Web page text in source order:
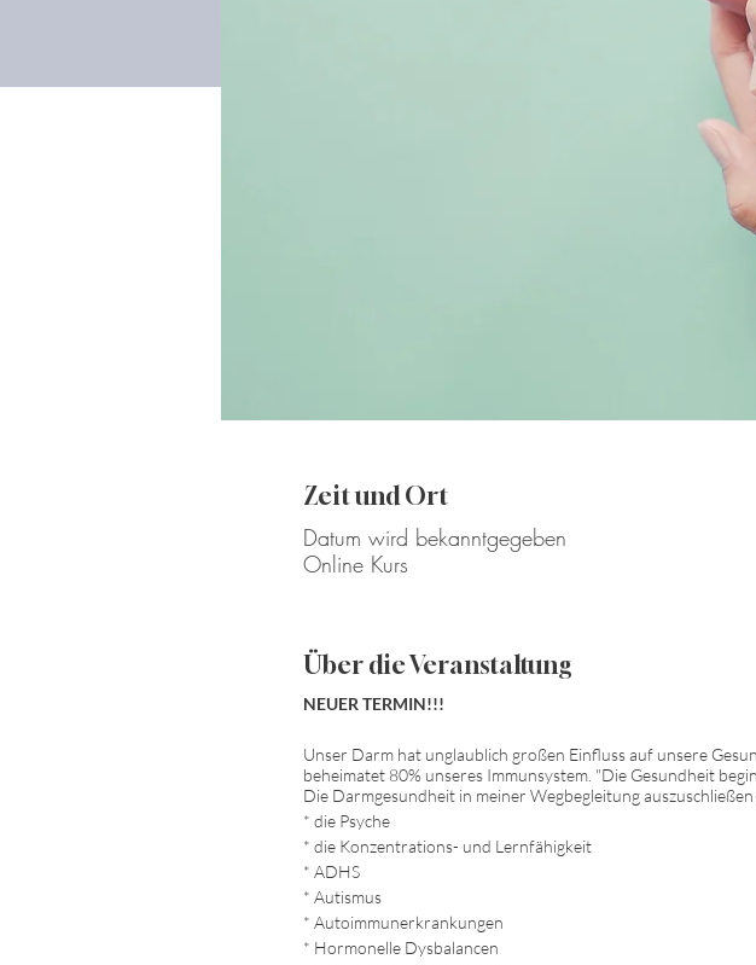
Zeit und Ort
Datum wird bekanntgegeben
Online Kurs
Über die Veranstaltung
NEUER TERMIN!!!
Unser Darm hat unglaublich großen Einfluss auf unsere
beheimatet 80% unseres Immunsystem. "Die Gesundheit
Die Darmgesundheit in meiner Wegbegleitung
* die Psyche
* die Konzentrations- und Lernfähigkeit
* ADHS
* Autismus
* Autoimmunerkrankungen
* Hormonelle Dysbalancen